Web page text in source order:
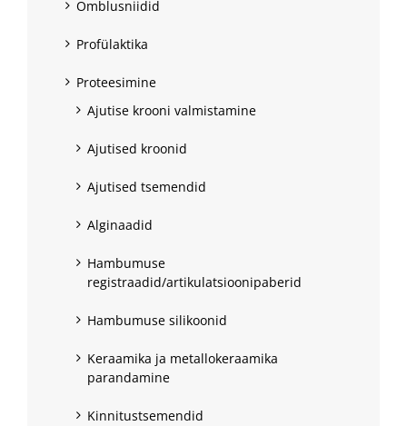
Õmblusniidid
Profülaktika
Proteesimine
Ajutise krooni valmistamine
Ajutised kroonid
Ajutised tsemendid
Alginaadid
Hambumuse
registraadid/artikulatsioonipaberid
Hambumuse silikoonid
Keraamika ja metallokeraamika
parandamine
Kinnitustsemendid